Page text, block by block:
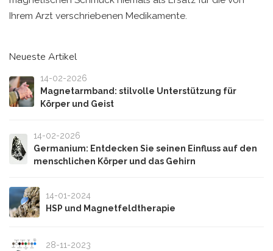
Ihrem Arzt verschriebenen Medikamente.
Neueste Artikel
14-02-2026
Magnetarmband: stilvolle Unterstützung für
Körper und Geist
14-02-2026
Germanium: Entdecken Sie seinen Einfluss auf den
menschlichen Körper und das Gehirn
14-01-2024
HSP und Magnetfeldtherapie
28-11-2023